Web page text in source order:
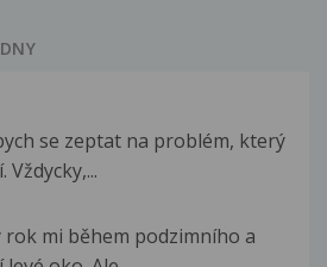
se zeptat na problém, který
rok mi během podzimního a